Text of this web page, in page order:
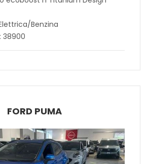
Benzina
38900
FORD PUMA